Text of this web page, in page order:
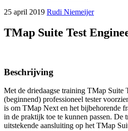
25 april 2019 Rudi Niemeijer
TMap Suite Test
Beschrijving
Met de driedaagse training TMap Suite
(beginnend) professioneel tester
is om TMap Next en het bijbehorende
in de praktijk toe te kunnen passen. De
uitstekende aansluiting op het TMap